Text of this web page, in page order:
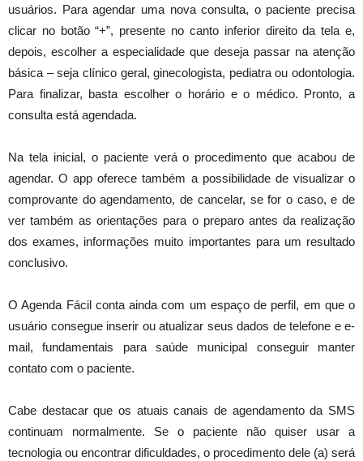
usuários. Para agendar uma nova consulta, o paciente precisa
clicar no botão “+”, presente no canto inferior direito da tela e,
depois, escolher a especialidade que deseja passar na atenção
básica – seja clínico geral, ginecologista, pediatra ou odontologia.
Para finalizar, basta escolher o horário e o médico. Pronto, a
consulta está agendada.
Na tela inicial, o paciente verá o procedimento que acabou de
agendar. O app oferece também a possibilidade de visualizar o
comprovante do agendamento, de cancelar, se for o caso, e de
ver também as orientações para o preparo antes da realização
dos exames, informações muito importantes para um resultado
conclusivo.
O Agenda Fácil conta ainda com um espaço de perfil, em que o
usuário consegue inserir ou atualizar seus dados de telefone e e-
mail, fundamentais para saúde municipal conseguir manter
contato com o paciente.
Cabe destacar que os atuais canais de agendamento da SMS
continuam normalmente. Se o paciente não quiser usar a
tecnologia ou encontrar dificuldades, o procedimento dele (a) será